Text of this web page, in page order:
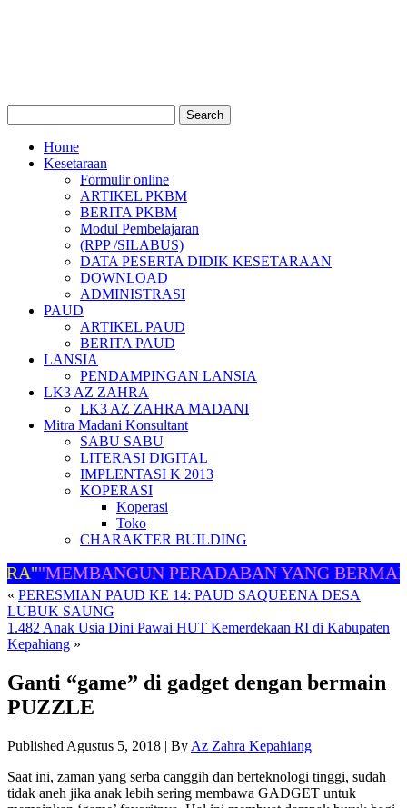
Home
Kesetaraan
Formulir online
ARTIKEL PKBM
BERITA PKBM
Modul Pembelajaran
(RPP /SILABUS)
DATA PESERTA DIDIK KESETARAAN
DOWNLOAD
ADMINISTRASI
PAUD
ARTIKEL PAUD
BERITA PAUD
LANSIA
PENDAMPINGAN LANSIA
LK3 AZ ZAHRA
LK3 AZ ZAHRA MADANI
Mitra Madani Konsultant
SABU SABU
LITERASI DIGITAL
IMPLENTASI K 2013
KOPERASI
Koperasi
Toko
CHARAKTER BUILDING
"MEMBANGUN PERADABAN YANG
« PERESMIAN PAUD KE 14: PAUD SAQUEENA DESA
LUBUK SAUNG
1.482 Anak Usia Dini Pawai HUT Kemerdekaan RI di Kabupaten
Kepahiang »
Ganti “game” di gadget dengan bermain
PUZZLE
Published Agustus 5, 2018 | By Az Zahra Kepahiang
Saat ini, zaman yang serba canggih dan berteknologi tinggi, sudah
tidak aneh jika anak lebih sering membawa GADGET untuk